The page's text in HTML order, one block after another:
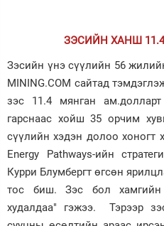
ЗЭСИЙН ХАНШ
Зэсийн үнэ сүүлийн 56
MINING.COM сайтад
зэс 11.4 мянган
гарснаас хойш 35 орчим
сүүлийн хэдэн долоо хоногт
Energy Pathways-ийн
Курри Блумбергт өгсөн
тос биш. Зэс бол
худалдаа" гэжээ. Тэрээр